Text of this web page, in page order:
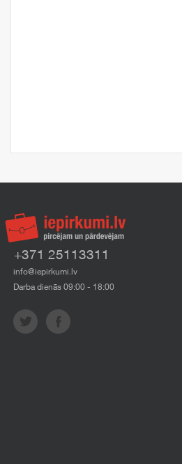
+371 25113311
info@iepirkumi.lv
Darba dienās 09:00 - 18:00